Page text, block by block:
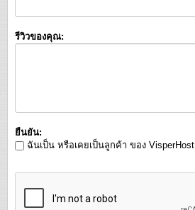
รีวิวของคุณ:
ยืนยัน:
ฉันเป็น หรือเคยเป็นลูกค้า ของ VisperHost